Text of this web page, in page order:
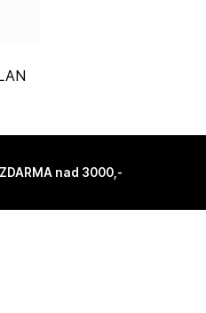
nad 3000,-